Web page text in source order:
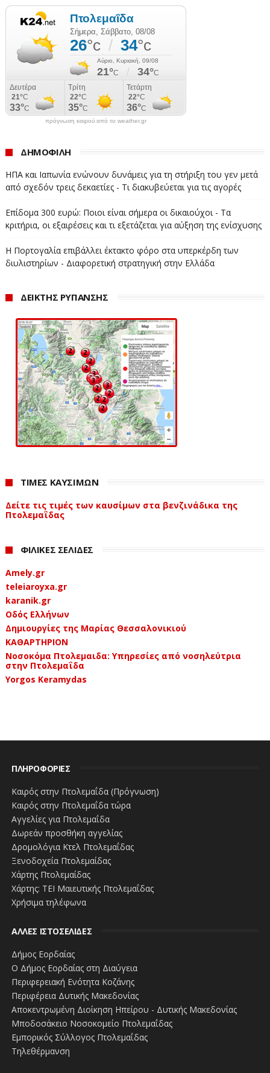
πρόγνωση καιρού από το weather.gr
ΔΗΜΟΦΙΛΗ
ΗΠΑ και Ιαπωνία ενώνουν δυνάμεις για τη στήριξη του γεν μετά
από σχεδόν τρεις δεκαετίες - Τι διακυβεύεται για τις αγορές
Επίδομα 300 ευρώ: Ποιοι είναι σήμερα οι δικαιούχοι - Τα
κριτήρια, οι εξαιρέσεις και τι εξετάζεται για αύξηση της ενίσχυσης
Η Πορτογαλία επιβάλλει έκτακτο φόρο στα υπερκέρδη των
διυλιστηρίων - Διαφορετική στρατηγική στην Ελλάδα
ΔΕΙΚΤΗΣ ΡΥΠΑΝΣΗΣ
ΤΙΜΕΣ ΚΑΥΣΙΜΩΝ
Δείτε τις τιμές των καυσίμων στα βενζινάδικα της
Πτολεμαΐδας
ΦΙΛΙΚΕΣ ΣΕΛΙΔΕΣ
Amely.gr
teleiaroyxa.gr
karanik.gr
Οδός Ελλήνων
Δημιουργίες της Μαρίας Θεσσαλονικιού
ΚΑΘΑΡΤΗΡΙΟΝ
Νοσοκόμα Πτολεμαιδα: Υπηρεσίες από νοσηλεύτρια
στην Πτολεμαΐδα
Yorgos Keramydas
ΠΛΗΡΟΦΟΡΙΕΣ
Καιρός στην Πτολεμαΐδα (Πρόγνωση)
Καιρός στην Πτολεμαΐδα τώρα
Αγγελίες για Πτολεμαΐδα
Δωρεάν προσθήκη αγγελίας
Δρομολόγια Κτελ Πτολεμαΐδας
Ξενοδοχεία Πτολεμαίδας
Χάρτης Πτολεμαίδας
Χάρτης: ΤΕΙ Μαιευτικής Πτολεμαΐδας
Χρήσιμα τηλέφωνα
ΑΛΛΕΣ ΙΣΤΟΣΕΛΙΔΕΣ
Δήμος Εορδαίας
Ο Δήμος Εορδαίας στη Διαύγεια
Περιφερειακή Ενότητα Κοζάνης
Περιφέρεια Δυτικής Μακεδονίας
Αποκεντρωμένη Διοίκηση Ηπείρου - Δυτικής Μακεδονίας
Μποδοσάκειο Νοσοκομείο Πτολεμαΐδας
Εμπορικός Σύλλογος Πτολεμαΐδας
Τηλεθέρμανση